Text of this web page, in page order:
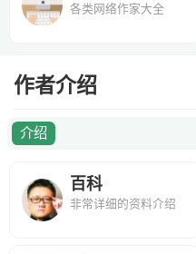
各类网络作家大全
作者介绍
介绍
百科
非常详细的资料介绍